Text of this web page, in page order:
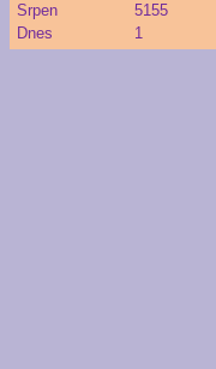
Srpen
5155
Dnes
1